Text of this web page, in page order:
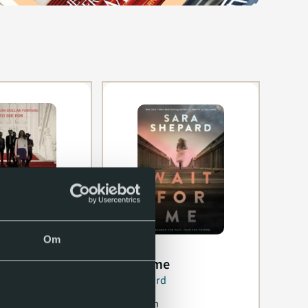
Om
games Wait for me
Sara Shepard
English